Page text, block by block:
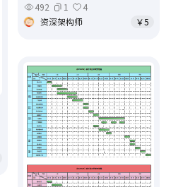
492
1
4
资深架构师
￥5